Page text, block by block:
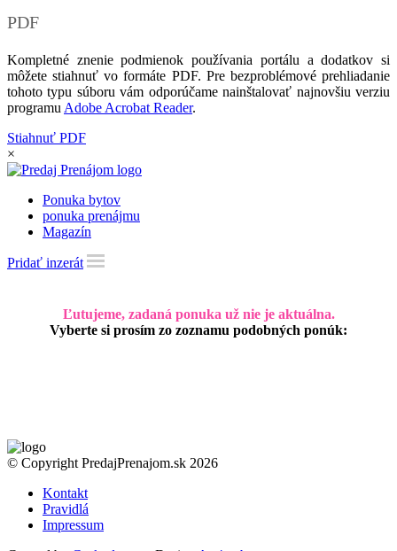
PDF
Kompletné znenie podmienok používania portálu a dodatkov si
môžete stiahnuť vo formáte PDF. Pre bezproblémové prehliadanie
tohoto typu súboru vám odporúčame nainštalovať najnovšiu verziu
programu Adobe Acrobat Reader.
Stiahnuť PDF
×
Ponuka bytov
ponuka prenájmu
Magazín
Pridať inzerát
Ľutujeme, zadaná ponuka už nie je aktuálna.
Vyberte si prosím zo zoznamu podobných ponúk:
© Copyright PredajPrenajom.sk 2026
Kontakt
Pravidlá
Impressum